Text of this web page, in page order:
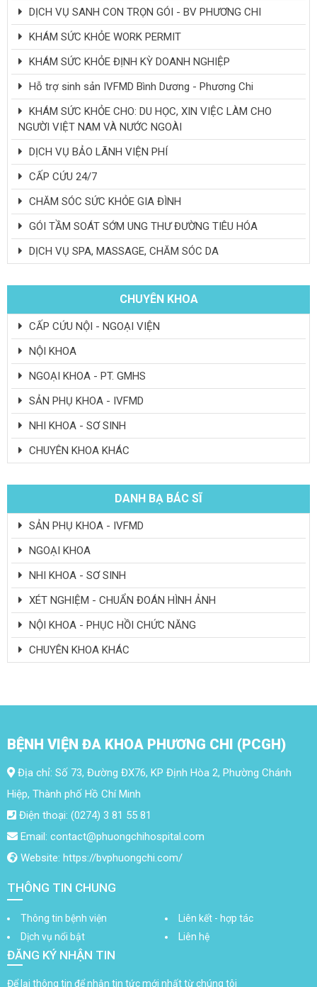
DỊCH VỤ SANH CON TRỌN GÓI - BV PHƯƠNG CHI
KHÁM SỨC KHỎE WORK PERMIT
KHÁM SỨC KHỎE ĐỊNH KỲ DOANH NGHIỆP
Hỗ trợ sinh sản IVFMD Bình Dương - Phương Chi
KHÁM SỨC KHỎE CHO: DU HỌC, XIN VIỆC LÀM CHO
NGƯỜI VIỆT NAM VÀ NƯỚC NGOÀI
DỊCH VỤ BẢO LÃNH VIỆN PHÍ
CẤP CỨU 24/7
CHĂM SÓC SỨC KHỎE GIA ĐÌNH
GÓI TẦM SOÁT SỚM UNG THƯ ĐƯỜNG TIÊU HÓA
DỊCH VỤ SPA, MASSAGE, CHĂM SÓC DA
CHUYÊN KHOA
CẤP CỨU NỘI - NGOẠI VIỆN
NỘI KHOA
NGOẠI KHOA - PT. GMHS
SẢN PHỤ KHOA - IVFMD
NHI KHOA - SƠ SINH
CHUYÊN KHOA KHÁC
DANH BẠ BÁC SĨ
SẢN PHỤ KHOA - IVFMD
NGOẠI KHOA
NHI KHOA - SƠ SINH
XÉT NGHIỆM - CHUẨN ĐOÁN HÌNH ẢNH
NỘI KHOA - PHỤC HỒI CHỨC NĂNG
CHUYÊN KHOA KHÁC
BỆNH VIỆN ĐA KHOA PHƯƠNG CHI (PCGH)
Địa chỉ: Số 73, Đường ĐX76, KP Định Hòa 2, Phường Chánh
Hiệp, Thành phố Hồ Chí Minh
Điện thoại: (0274) 3 81 55 81
Email: contact@phuongchihospital.com
Website: https://bvphuongchi.com/
THÔNG TIN CHUNG
Thông tin bệnh viện
Liên kết - hợp tác
Dịch vụ nổi bật
Liên hệ
ĐĂNG KÝ NHẬN TIN
Để lại thông tin để nhận tin tức mới nhất từ chúng tôi